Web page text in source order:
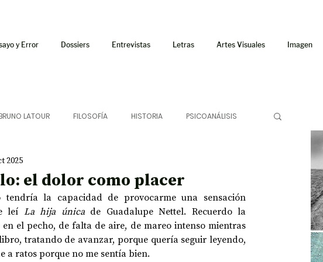
y Error Dossiers Entrevistas Letras Artes Visuales Imagen
LATOUR FILOSOFÍA HISTORIA PSICOANÁLISIS
AUDIOTEXTO HÍBRIDOS CINE FICCIONES
AFUERISMOS POESÍA ENSAYO
el dolor como placer
2025
la capacidad de provocarme una sensación
leí La hija única de Guadalupe Nettel. Recuerdo la
el pecho, de falta de aire, de mareo intenso mientras
tratando de avanzar, porque quería seguir leyendo,
a ratos porque no me sentía bien.